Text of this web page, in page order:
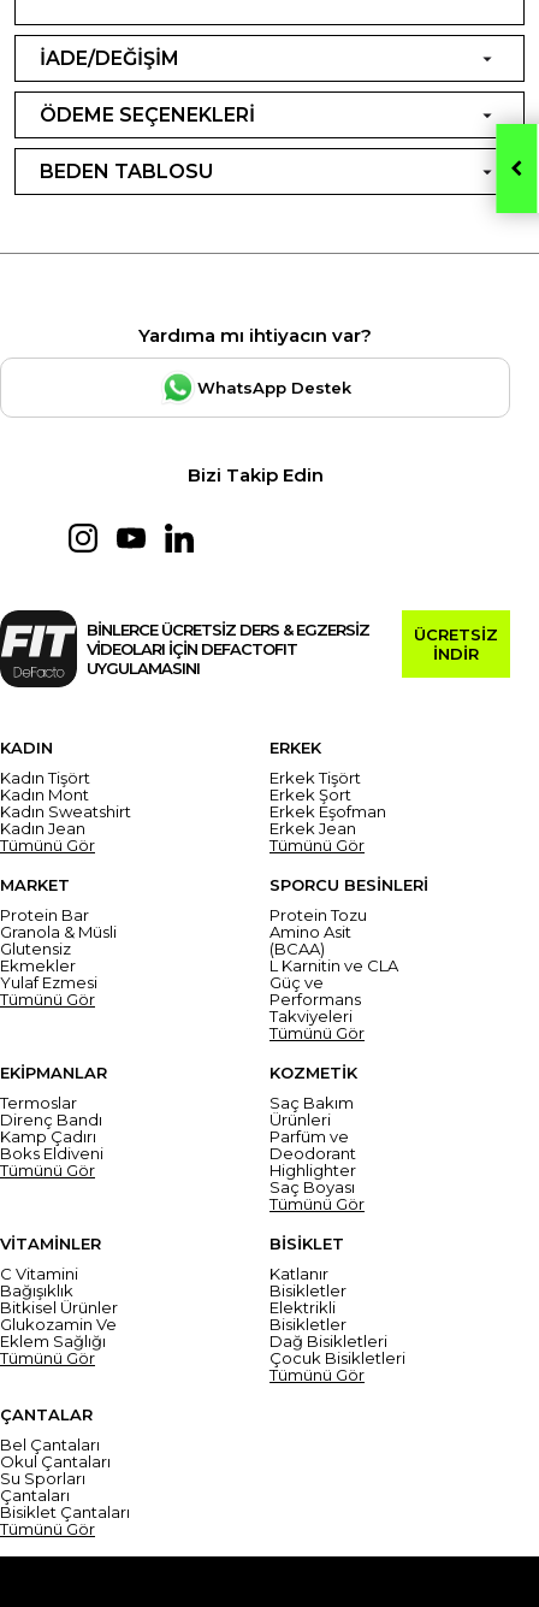
İADE/DEĞİŞİM
ÖDEME SEÇENEKLERİ
BEDEN TABLOSU
Yardıma mı ihtiyacın var?
WhatsApp Destek
Bizi Takip Edin
BİNLERCE ÜCRETSİZ DERS & EGZERSİZ
VİDEOLARI İÇİN DEFACTOFIT
UYGULAMASINI
ÜCRETSİZ
İNDİR
KADIN
Kadın Tişört
Kadın Mont
Kadın Sweatshirt
Kadın Jean
Tümünü Gör
ERKEK
Erkek Tişört
Erkek Şort
Erkek Eşofman
Erkek Jean
Tümünü Gör
MARKET
Protein Bar
Granola & Müsli
Glutensiz
Ekmekler
Yulaf Ezmesi
Tümünü Gör
SPORCU BESİNLERİ
Protein Tozu
Amino Asit
(BCAA)
L Karnitin ve CLA
Güç ve
Performans
Takviyeleri
Tümünü Gör
EKİPMANLAR
Termoslar
Direnç Bandı
Kamp Çadırı
Boks Eldiveni
Tümünü Gör
KOZMETİK
Saç Bakım
Ürünleri
Parfüm ve
Deodorant
Highlighter
Saç Boyası
Tümünü Gör
VİTAMİNLER
C Vitamini
Bağışıklık
Bitkisel Ürünler
Glukozamin Ve
Eklem Sağlığı
Tümünü Gör
BİSİKLET
Katlanır
Bisikletler
Elektrikli
Bisikletler
Dağ Bisikletleri
Çocuk Bisikletleri
Tümünü Gör
ÇANTALAR
Bel Çantaları
Okul Çantaları
Su Sporları
Çantaları
Bisiklet Çantaları
Tümünü Gör